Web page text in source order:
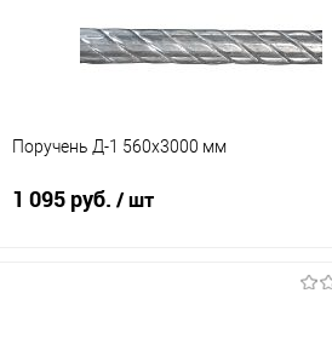
Поручень Д-1 560х3000 мм
1 095 руб. / шт